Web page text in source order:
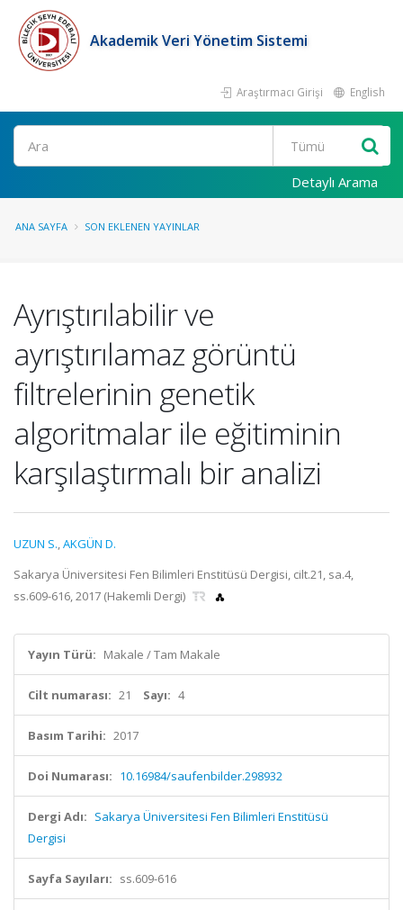
Akademik Veri Yönetim Sistemi
Araştırmacı Girişi English
Ara
Detaylı Arama
ANA SAYFA SON EKLENEN YAYINLAR
Ayrıştırılabilir ve
ayrıştırılamaz görüntü
filtrelerinin genetik
algoritmalar ile eğitiminin
karşılaştırmalı bir analizi
UZUN S.,AKGÜN D.
Sakarya Üniversitesi Fen Bilimleri Enstitüsü Dergisi, cilt.21, sa.4,
ss.609-616, 2017 (Hakemli Dergi)
Yayın Türü: Makale / Tam Makale
Cilt numarası: 21 Sayı: 4
Basım Tarihi: 2017
Doi Numarası: 10.16984/saufenbilder.298932
Dergi Adı: Sakarya Üniversitesi Fen Bilimleri Enstitüsü
Dergisi
Sayfa Sayıları: ss.609-616